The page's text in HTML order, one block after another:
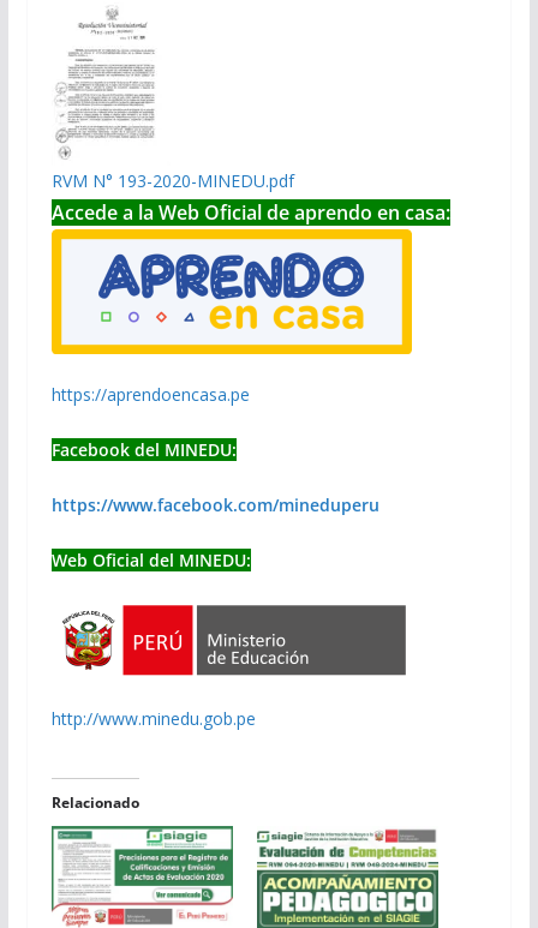
RVM N° 193-2020-MINEDU.pdf
Accede a la Web Oficial de aprendo en casa:
https://aprendoencasa.pe
Facebook del MINEDU:
https://www.facebook.com/mineduperu
Web Oficial del MINEDU:
http://www.minedu.gob.pe
Relacionado